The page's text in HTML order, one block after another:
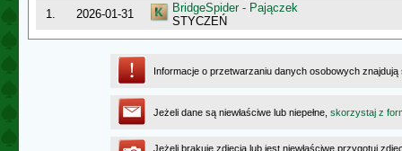
1.
2026-01-31
BridgeSpider - Pajączek
STYCZEŃ
Informacje o przetwarzaniu danych osobowych
Jeżeli dane są niewłaściwe lub niepełne, skorzystaj z
Jeżeli brakuje zdjęcia lub jest niewłaściwe przygotuj